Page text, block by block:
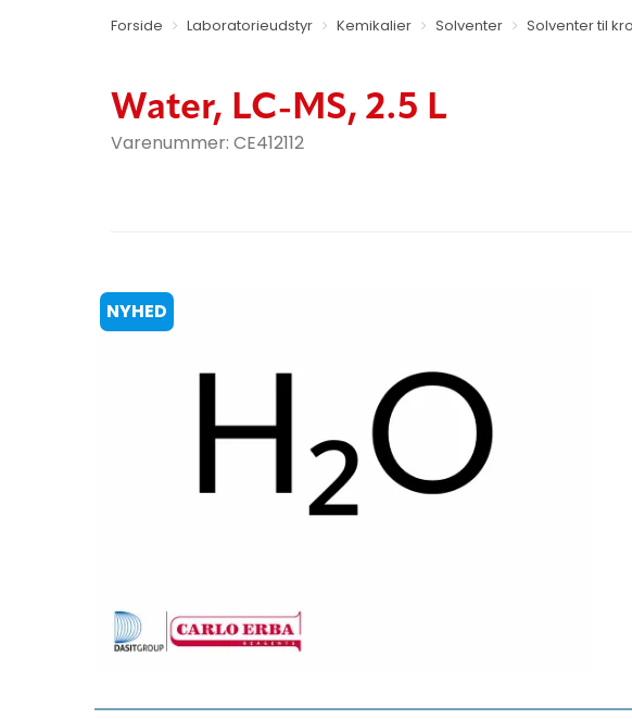
Forside Laboratorieudstyr Kemikalier Solventer Solventer til
Water, LC-MS, 2.5 L
Varenummer: CE412112
NYHED